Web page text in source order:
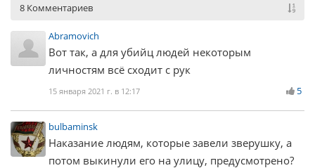
8 Комментариев
Abramovich
Вот так, а для убийц людей некоторым
личностям всё сходит с рук
15 января 2021 г. в 12:17 5
bulbaminsk
Наказание людям, которые завели зверушку, а
потом выкинули его на улицу, предусмотрено?